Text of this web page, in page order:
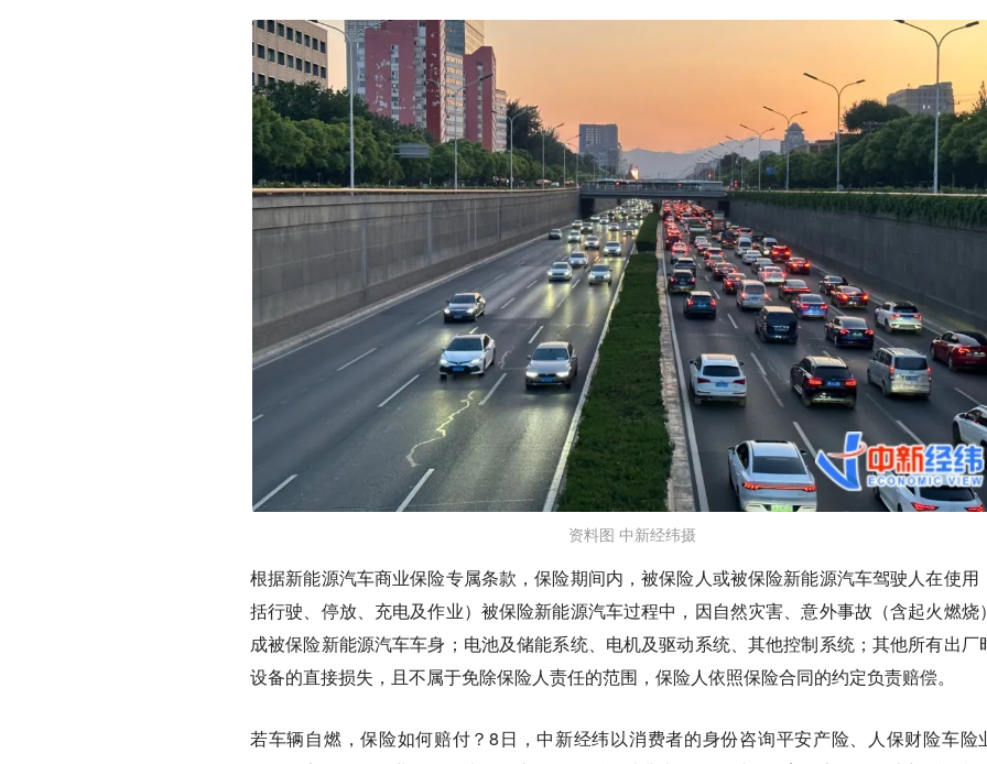
资料图 中新经纬摄
根据新能源汽车商业保险专属条款，保险期间内，被保险人或被保险新能源汽车驾驶人在使用
括行驶、停放、充电及作业）被保险新能源汽车过程中，因自然灾害、意外事故（含起火燃烧
成被保险新能源汽车车身；电池及储能系统、电机及驱动系统、其他控制系统；其他所有出厂
设备的直接损失，且不属于免除保险人责任的范围，保险人依照保险合同的约定负责赔偿。
若车辆自燃，保险如何赔付？8日，中新经纬以消费者的身份咨询平安产险、人保财险车险